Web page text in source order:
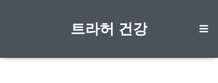
트라허 건강